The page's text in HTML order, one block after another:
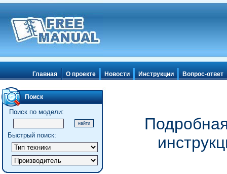
Главная О проекте Новости Инструкции Вопрос-ответ
Поиск
Поиск по модели:
Быстрый поиск: